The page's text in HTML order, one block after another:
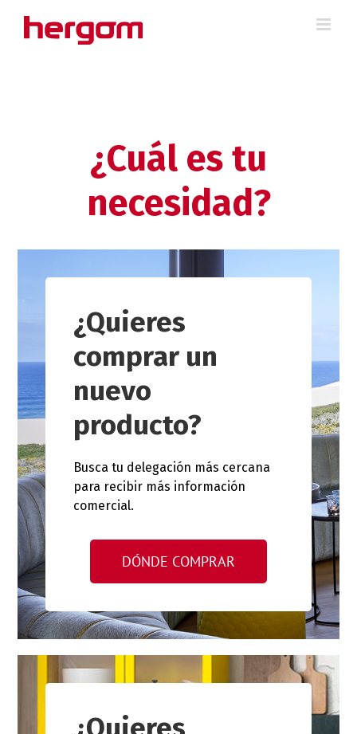
¿Cuál es tu
necesidad?
¿Quieres
comprar un
nuevo
producto?
Busca tu delegación más cercana
para recibir más información
comercial.
DÓNDE COMPRAR